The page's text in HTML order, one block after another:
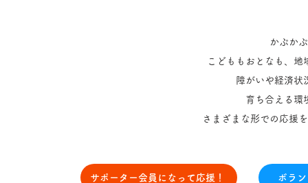
かぷか
こどももおとなも、
障がいや経済状
育ち合える環
さまざまな形での応援
サポーター会員になって応援！ ボラ